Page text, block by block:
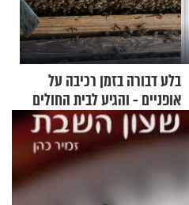
בלע דבורה בזמן רכיבה על
אופניים - והגיע לבית החולים
במצב מסכן חיים